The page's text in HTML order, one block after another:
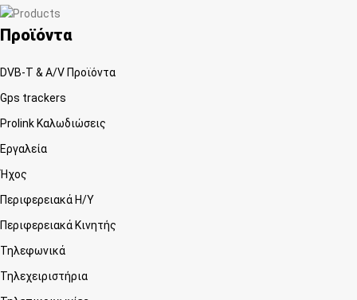
Προϊόντα
DVB-T & A/V Προϊόντα
Gps trackers
Prolink Καλωδιώσεις
Εργαλεία
Ήχος
Περιφερειακά Η/Υ
Περιφερειακά Κινητής
Τηλεφωνικά
Τηλεχειριστήρια